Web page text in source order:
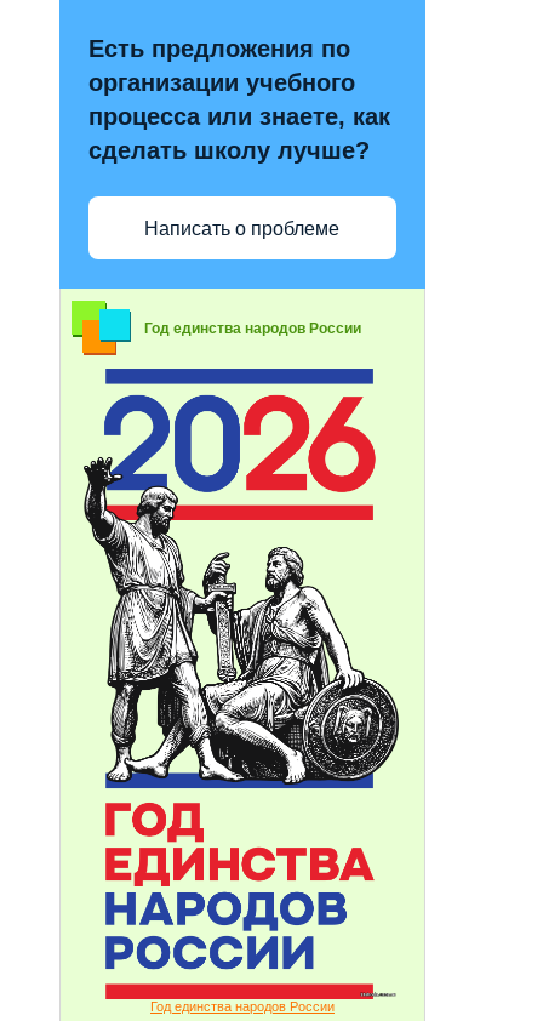
Есть предложения по
организации учебного
процесса или знаете, как
сделать школу лучше?
Написать о проблеме
Год единства народов России
Год единства народов России